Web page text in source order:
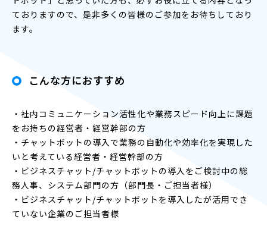
ておりますので、是非多くの皆様のご参加をお待ちしており
ます。
こんな方におすすめ
・社内コミュニケーション活性化や業務スピード向上に課題
をお持ちの経営者・経営幹部の方
・チャットボットの導入で業務の自動化や効率化を実現した
いと考えている経営者・経営幹部の方
・ビジネスチャット/チャットボットの導入をご検討中の総
務人事、システム部門の方（部門長・ご担当者様）
・ビジネスチャット/チャットボットを導入したが活用でき
ていない企業のご担当者様